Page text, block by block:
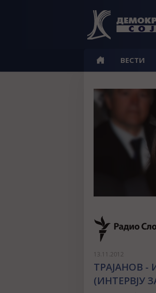
ВЕСТИ
13.11.2012
ТРАЈАНОВ
(ИНТЕРВЈУ